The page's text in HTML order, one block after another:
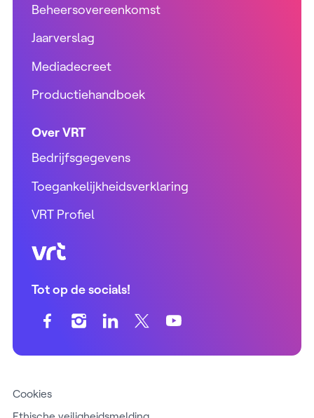
Beheersovereenkomst
Jaarverslag
Mediadecreet
Productiehandboek
Over VRT
Bedrijfsgegevens
Toegankelijkheidsverklaring
VRT Profiel
VRT (home)
Tot op de socials!
Cookies